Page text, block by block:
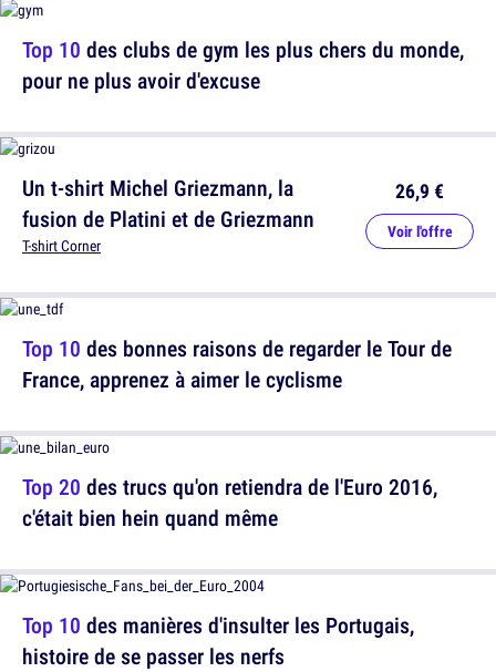
Un t-shirt Michel Griezmann, la
fusion de Platini et de Griezmann
T-shirt Corner
26,9 €
Voir l'offre
Top 20 des trucs qu'on retiendra de l'Euro 2016,
c'était bien hein quand même
Top 10 des clubs de gym les plus chers du monde,
pour ne plus avoir d'excuse
Top 10 des bonnes raisons de regarder le Tour de
France, apprenez à aimer le cyclisme
Top 10 des manières d'insulter les Portugais,
histoire de se passer les nerfs